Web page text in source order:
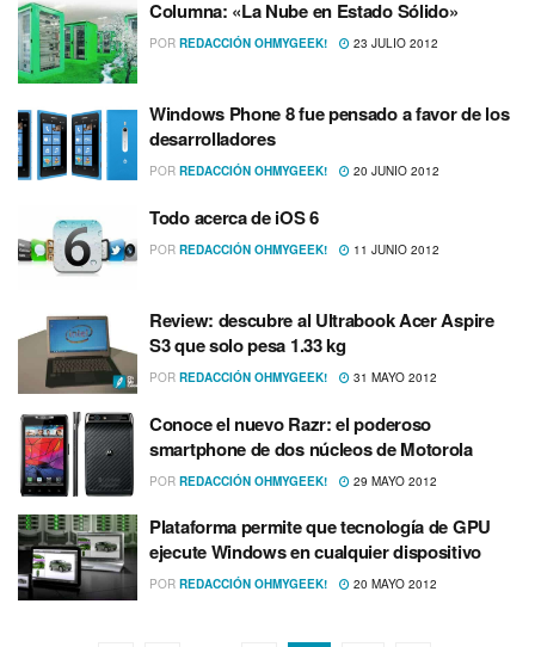
Columna: «La Nube en Estado Sólido»
POR REDACCIÓN OHMYGEEK! 23 JULIO 2012
Windows Phone 8 fue pensado a favor de los
desarrolladores
POR REDACCIÓN OHMYGEEK! 20 JUNIO 2012
Todo acerca de iOS 6
POR REDACCIÓN OHMYGEEK! 11 JUNIO 2012
Review: descubre al Ultrabook Acer Aspire
S3 que solo pesa 1.33 kg
POR REDACCIÓN OHMYGEEK! 31 MAYO 2012
Conoce el nuevo Razr: el poderoso
smartphone de dos núcleos de Motorola
POR REDACCIÓN OHMYGEEK! 29 MAYO 2012
Plataforma permite que tecnologí­a de GPU
ejecute Windows en cualquier dispositivo
POR REDACCIÓN OHMYGEEK! 20 MAYO 2012